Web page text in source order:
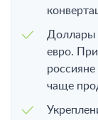
Доллары
евро.
чаще